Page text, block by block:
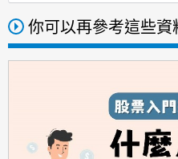
你可以再參考這些資